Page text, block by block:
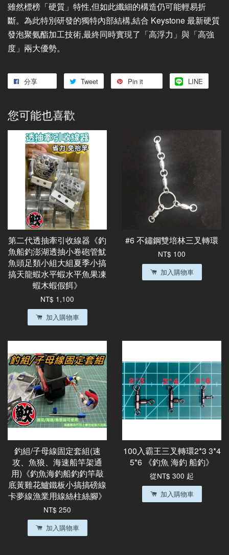
雖然標榜「硬質」特性,但如此纖細的構造仍可能輕易折
斷。為此特別研發的獨特內部結構,結合 Keystone 最新硬質
發泡聚氨酯加工技術,最終同時實現了「高浮力」與「高強
度」兩大優勢。
分享 Tweet Pin it LINE
您可能也喜歡
第二代透抽牽引收線器《釣
魚船釣澎湖透抽小卷砲管魷
魚頭足類小組大組夏季小搞
搞天龍蝦水平蝦水平魚果凍
蝦木蝦假餌》
NT$ 1,100
加入購物車
#6 不鏽鋼雙培林三叉轉環
NT$ 100
加入購物車
釣組/子母線固定套組(速
攻、魚狼、海速船竿架通
用)《釣魚海釣船釣釣竿敲
底黃雞花鱸鐵板小搞搞磅線
卡夢線漁業用線絲柱絲腳》
NT$ 250
加入購物車
100入霸王三叉轉環2*3 3*4
5*6 《釣魚 海釣 船釣》
從NT$ 300 起
加入購物車